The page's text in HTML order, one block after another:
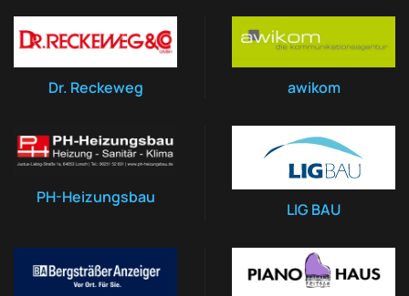
Dr. Reckeweg awikom
PH-Heizungsbau
LIG BAU